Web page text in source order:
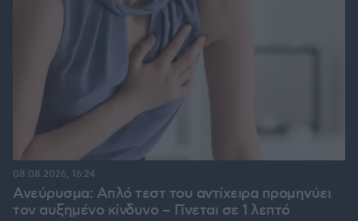
Ανεύρυσμα: Απλό τεστ του αντίχειρα προμηνύει
τον αυξημένο κίνδυνο – Γίνεται σε 1 λεπτό
08.08.2026, 16:24